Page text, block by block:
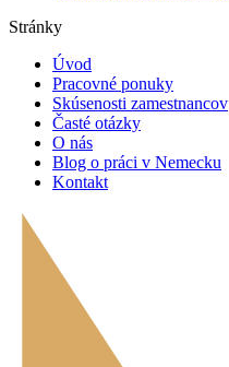
Stránky
Úvod
Pracovné ponuky
Skúsenosti zamestnancov
Časté otázky
O nás
Blog o práci v Nemecku
Kontakt